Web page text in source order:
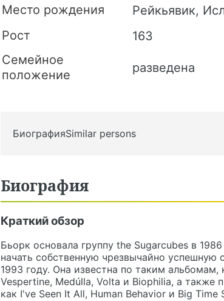
Место рождения
Рейкьявик,
Рост
163
Семейное
положение
разведена
БиографияSimilar persons
Биография
Краткий обзор
Бьорк основала группу the Sugarcubes в
начать собственную чрезвычайно успешную
1993 году. Она известна по таким альбомам,
Vespertine, Medúlla, Volta и Biophilia, а также
как I've Seen It All, Human Behavior и Big Time